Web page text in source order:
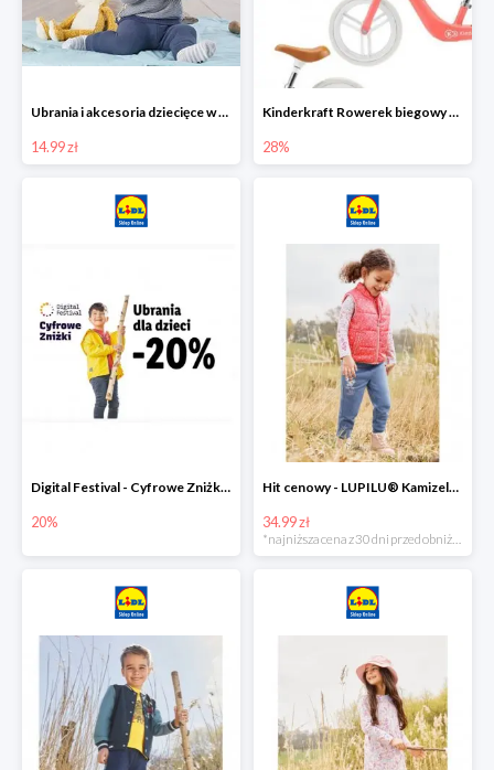
Ubrania i akcesoria dziecięce w Lidlu Online od 14,99 zł
14.99 zł
Kinderkraft Rowerek biegowy Fly
28%
Digital Festival - Cyfrowe Zniżki Ubrania dla dzieci w Lidlu -20%
20%
Hit cenowy - LUPILU® Kamizelka pikowana dziewczęca
34.99 zł